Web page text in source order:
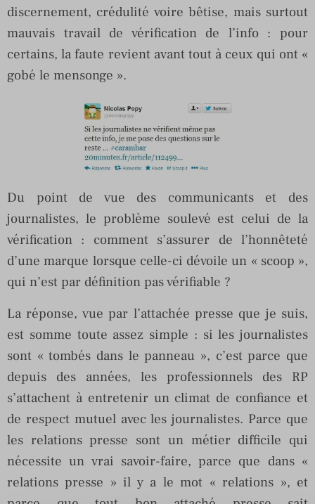
discernement, crédulité voire bêtise, mais surtout
mauvais travail de vérification de l’info : pour
certains, la faute revient avant tout à ceux qui ont «
gobé le mensonge ».
Du point de vue des communicants et des
journalistes, le problème soulevé est celui de la
vérification : comment s’assurer de l’honnêteté
d’une marque lorsque celle-ci dévoile un « scoop »,
qui n’est par définition pas vérifiable ?
La réponse, vue par l’attachée presse que je suis,
est somme toute assez simple : si les journalistes
sont « tombés dans le panneau », c’est parce que
depuis des années, les professionnels des RP
s’attachent à entretenir un climat de confiance et
de respect mutuel avec les journalistes. Parce que
les relations presse sont un métier difficile qui
nécessite un vrai savoir-faire, parce que dans «
relations presse » il y a le mot « relations », et